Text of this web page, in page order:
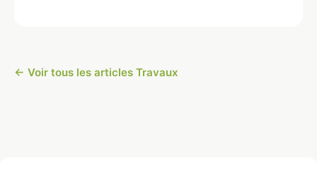
← Voir tous les articles Travaux